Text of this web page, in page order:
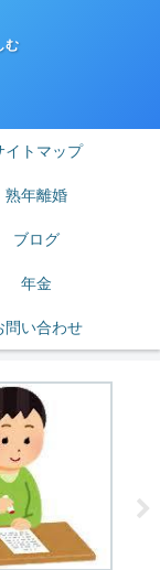
む
イトマップ
熟年離婚
ブログ
年金
問い合わせ
消